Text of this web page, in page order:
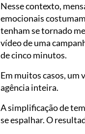
Nesse contexto,
emocionais
tenham se tornado
vídeo de uma
de cinco minutos.
Em muitos casos, um
agência inteira.
A simplificação de
se espalhar. O